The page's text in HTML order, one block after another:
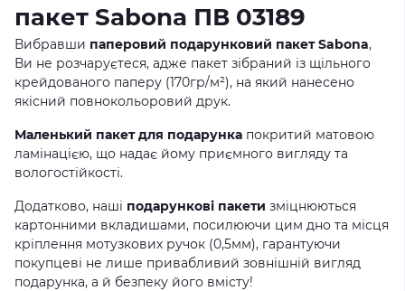
пакет Sabona ПВ 03189
Вибравши паперовий подарунковий пакет Sabona,
Ви не розчаруєтеся, адже пакет зібраний із щільного
крейдованого паперу (170гр/м²), на який нанесено
якісний повнокольоровий друк.
Маленький пакет для подарунка покритий матовою
ламінацією, що надає йому приємного вигляду та
вологостійкості.
Додатково, наші подарункові пакети зміцнюються
картонними вкладишами, посилюючи цим дно та місця
кріплення мотузкових ручок (0,5мм), гарантуючи
покупцеві не лише привабливий зовнішній вигляд
подарунка, а й безпеку його вмісту!